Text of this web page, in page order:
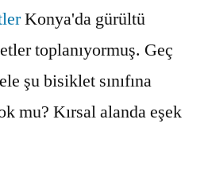
Konya'da gürültü
toplanıyormuş. Geç
şu bisiklet sınıfına
mu? Kırsal alanda eşek